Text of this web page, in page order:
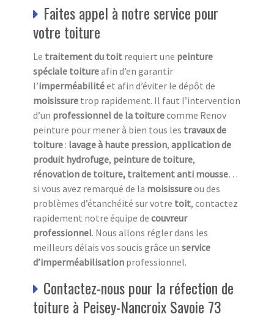
Faites appel à notre service pour
votre toiture
Le traitement du toit requiert une peinture
spéciale toitureafin d’en garantir
l’imperméabilitéet afin d’éviter le dépôt de
moisissure trop rapidement. Il faut l’intervention
d’un professionnel de la toiturecomme Renov
peinture pour mener à bien tous les travaux de
toiture : lavage à haute pression, application de
produit hydrofuge, peinture de toiture,
rénovation de toiture, traitement anti mousse…
si vous avez remarqué de la moisissureou des
problèmes d’étanchéité sur votre toit, contactez
rapidement notre équipe de couvreur
professionnel. Nous allons régler dans les
meilleurs délais vos soucis grâce un service
d’imperméabilisation professionnel.
Contactez-nous pour la réfection de
toiture à Peisey-Nancroix Savoie 73